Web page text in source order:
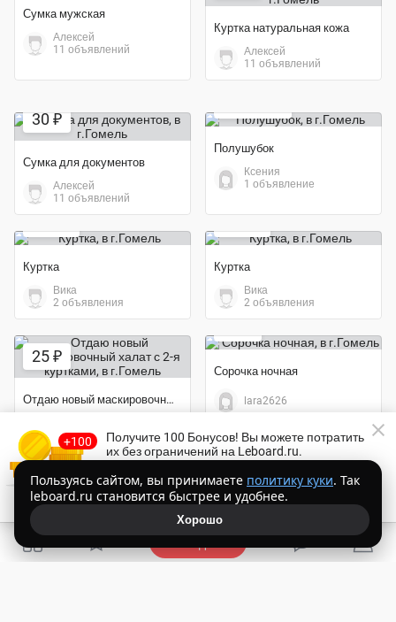
Получите 100 Бонусов! Вы можете потратить
их без ограничений на Leboard.ru.
Торопитесь!
Получить Бонусы бесплатно
Сумка мужская
Алексей
11 объявлений
Куртка натуральная кожа
Алексей
11 объявлений
30 ₽
Сумка для документов
Алексей
11 объявлений
Полушубок
Ксения
1 объявление
Экономия 80%
Куртка
Вика
2 объявления
Куртка
Вика
2 объявления
25 ₽
Отдаю новый маскировочный халат с 2-я куртками
18 объявлений
Экономия 33%
Сорочка ночная
lara2626
50 ₽
Сумка
20 ₽
Ботинки
10 ₽
Экономия 40%
60 ₽
Пользуясь сайтом, вы принимаете политику куки. Так
leboard.ru становится быстрее и удобнее.
Хорошо